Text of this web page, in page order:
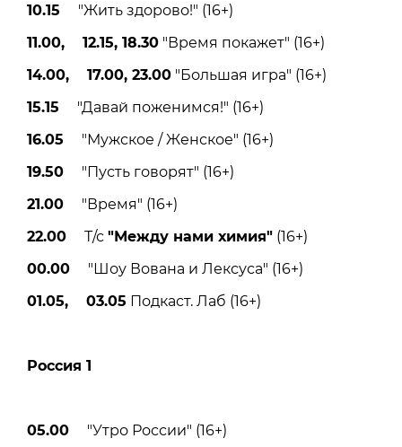
10.15 "Жить здорово!" (16+)
11.00, 12.15, 18.30 "Время покажет" (16+)
14.00, 17.00, 23.00 "Большая игра" (16+)
15.15 "Давай поженимся!" (16+)
16.05 "Мужское / Женское" (16+)
19.50 "Пусть говорят" (16+)
21.00 "Время" (16+)
22.00 Т/с "Между нами химия" (16+)
00.00 "Шоу Вована и Лексуса" (16+)
01.05, 03.05 Подкаст. Лаб (16+)
Россия 1
05.00 "Утро России" (16+)